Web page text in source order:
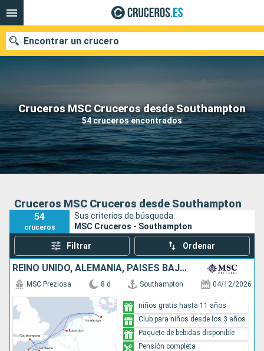
Cruceros MSC Cruceros desde Southampton
54 cruceros encontrados
Encontrar un crucero
Nuestros destinos
Fecha de salida
Puertos Compañías
Cruceros MSC Cruceros desde Southampton
54
cruceros
Sus criterios de búsqueda:
MSC Cruceros - Southampton
Filtrar Ordenar
REINO UNIDO, ALEMANIA, PAISES BAJOS, FRANCIA
MSC Preziosa 8 d Southampton 04/12/2026
niños gratis hasta 11 años
Club para niños desde los 3 años
Paquete de bebidas disponible
Pensión completa